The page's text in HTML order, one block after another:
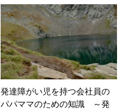
発達障がい児を持つ会社員の
パパママのための知識 ～発